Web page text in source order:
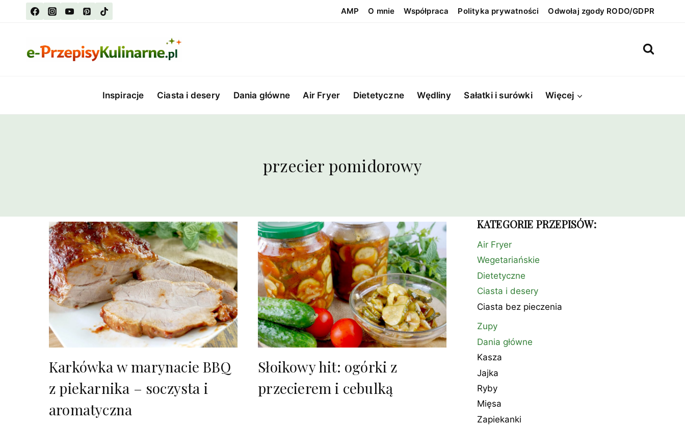
AMP O mnie Współpraca Polityka prywatności Odwołaj zgody RODO/GDPR
Inspiracje Ciasta i desery Dania główne Air Fryer Dietetyczne Wędliny Sałatki i surówki Więcej
przecier pomidorowy
Karkówka w marynacie BBQ
z piekarnika – soczysta i
aromatyczna
Słoikowy hit: ogórki z
przecierem i cebulką
KATEGORIE PRZEPISÓW:
Air Fryer
Wegetariańskie
Dietetyczne
Ciasta i desery
Ciasta bez pieczenia
Zupy
Dania główne
Kasza
Jajka
Ryby
Mięsa
Zapiekanki